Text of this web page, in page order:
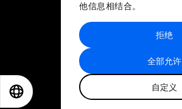
他信息相结合。
全部允许
自定义
拒绝
站点地图
世界经济论坛